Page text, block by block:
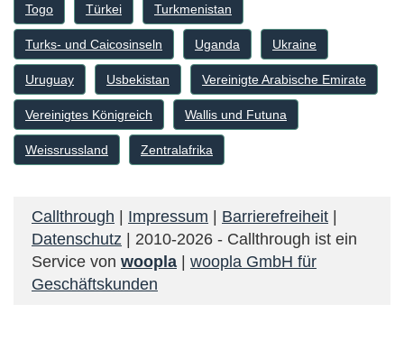
Togo Türkei Turkmenistan
Turks- und Caicosinseln Uganda Ukraine
Uruguay Usbekistan Vereinigte Arabische Emirate
Vereinigtes Königreich Wallis und Futuna
Weissrussland Zentralafrika
Callthrough | Impressum | Barrierefreiheit |
Datenschutz | 2010-2026 - Callthrough ist ein
Service von woopla | woopla GmbH für
Geschäftskunden